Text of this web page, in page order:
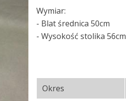
Wymiar:
- Blat średnica 50cm
- Wysokość stolika 56cm
Okres